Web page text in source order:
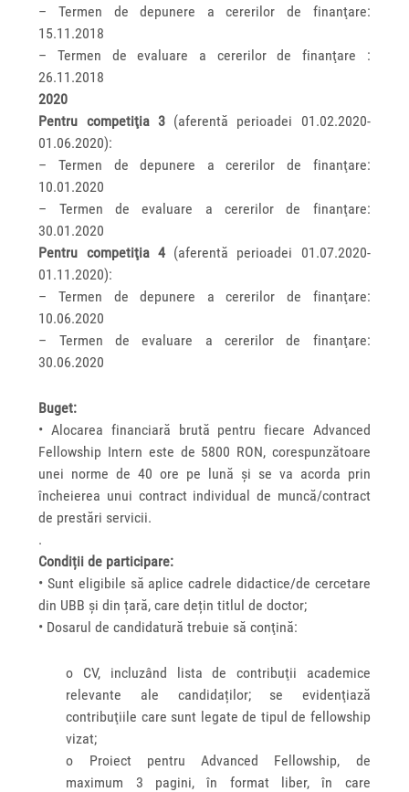
– Termen de depunere a cererilor de finanţare:
15.11.2018
– Termen de evaluare a cererilor de finanţare :
26.11.2018
2020
Pentru competiţia 3(aferentă perioadei 01.02.2020-
01.06.2020):
– Termen de depunere a cererilor de finanţare:
10.01.2020
– Termen de evaluare a cererilor de finanţare:
30.01.2020
Pentru competiţia 4(aferentă perioadei 01.07.2020-
01.11.2020):
– Termen de depunere a cererilor de finanţare:
10.06.2020
– Termen de evaluare a cererilor de finanţare:
30.06.2020
Buget:
• Alocarea financiară brută pentru fiecare Advanced
Fellowship Intern este de 5800 RON, corespunzătoare
unei norme de 40 ore pe lună și se va acorda prin
încheierea unui contract individual de muncă/contract
de prestări servicii.
.
Condiții de participare:
• Sunt eligibile să aplice cadrele didactice/de cercetare
din UBB și din țară, care dețin titlul de doctor;
• Dosarul de candidatură trebuie să conţină:
o CV, incluzând lista de contribuţii academice
relevante ale candidaților; se evidenţiază
contribuţiile care sunt legate de tipul de fellowship
vizat;
o Proiect pentru Advanced Fellowship, de
maximum 3 pagini, în format liber, în care